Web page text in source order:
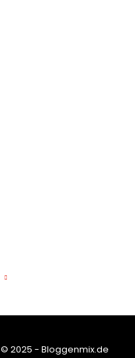
© 2025 - Bloggenmix.de